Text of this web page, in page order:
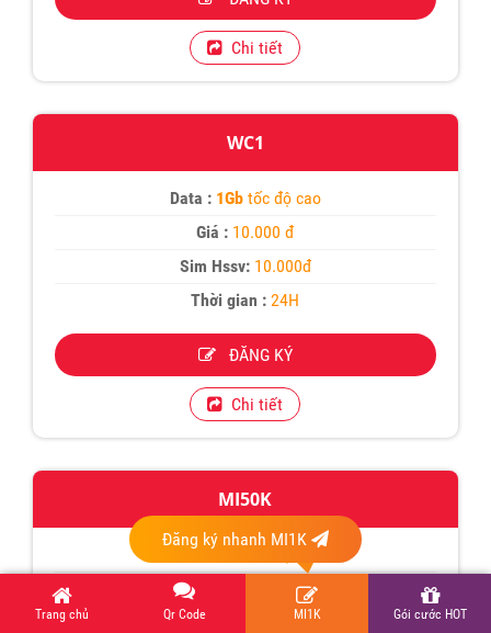
Chi tiết
WC1
Data :1Gb tốc độ cao
Giá : 10.000 đ
Sim Hssv:10.000đ
Thời gian : 24H
ĐĂNG KÝ
Chi tiết
MI50K
Data :5Gb
tốc độ cao
Sim Hssv:
50.000đ
Trang chủ Qr Code
Đăng ký nhanh MI1K
MI1K Gói cước HOT